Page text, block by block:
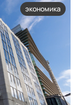
экономика